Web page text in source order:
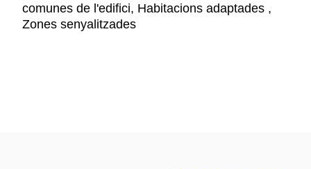
comunes de l'edifici, Habitacions adaptades ,
Zones senyalitzades